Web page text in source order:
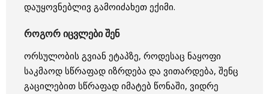
დაუყოვნებლივ გამოიძახეთ ექიმი.
როგორ იცვლები შენ
ორსულობის გვიან ეტაპზე, როდესაც ნაყოფი
საკმაოდ სწრაფად იზრდება და ვითარდება, შენც
გაცილებით სწრაფად იმატებ წონაში, ვიდრე